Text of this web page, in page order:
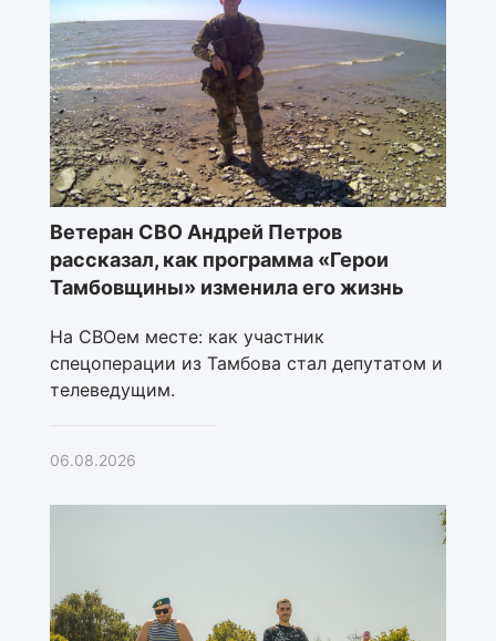
Ветеран СВО Андрей Петров
рассказал, как программа «Герои
Тамбовщины» изменила его жизнь
На СВОем месте: как участник
спецоперации из Тамбова стал депутатом и
телеведущим.
06.08.2026